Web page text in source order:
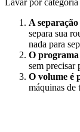
Lavar por categoria
A
separa sua
nada para
O
sem precisar
O volume é
máquinas de